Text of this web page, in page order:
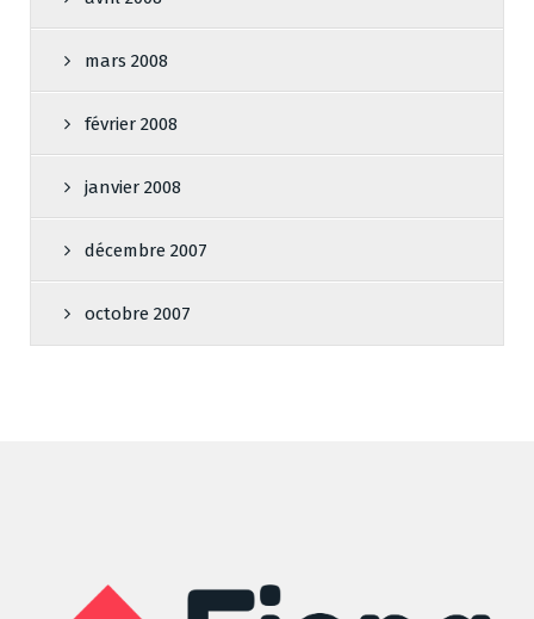
mars 2008
février 2008
janvier 2008
décembre 2007
octobre 2007